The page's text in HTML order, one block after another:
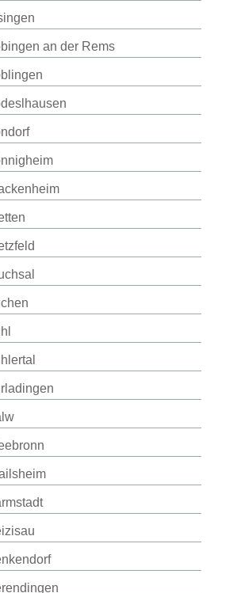
an der Rems